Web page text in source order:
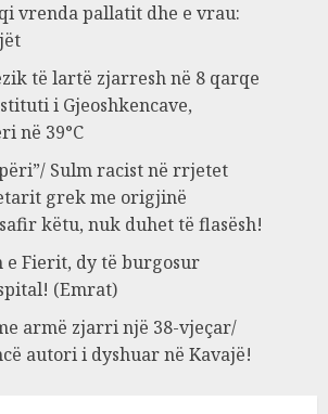
vrenda pallatit dhe e vrau:
të lartë zjarresh në 8 qarqe
i Gjeoshkencave,
në 39°C
Sulm racist në rrjetet
grek me origjinë
këtu, nuk duhet të flasësh!
e Fierit, dy të burgosur
(Emrat)
armë zjarri një 38-vjeçar/
autori i dyshuar në Kavajë!